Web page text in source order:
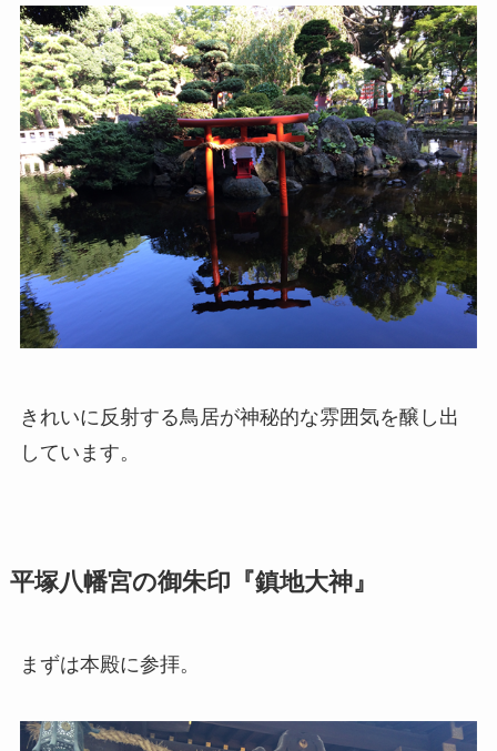
きれいに反射する鳥居が神秘的な雰囲気を醸し出
しています。
平塚八幡宮の御朱印『鎮地大神』
まずは本殿に参拝。